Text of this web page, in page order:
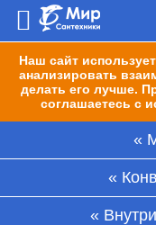
Наш сайт
анализировать
делать его лучше.
соглашаетесь с